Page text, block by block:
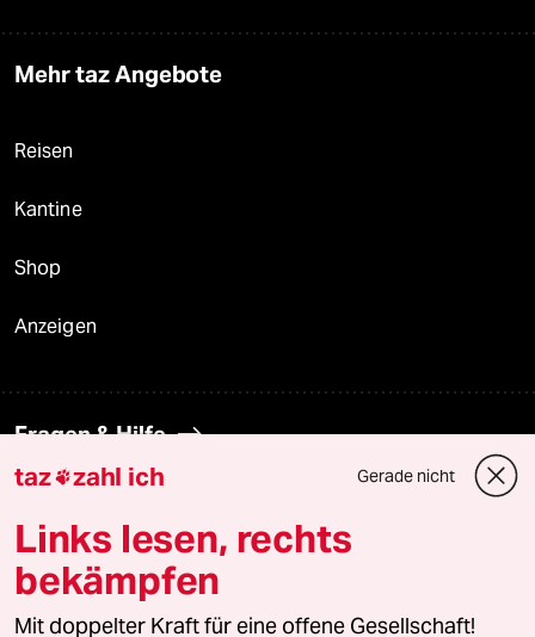
Mehr taz Angebote
Reisen
Kantine
Shop
Anzeigen
Fragen & Hilfe
Aboservice
ePaper Login
taz zahl ich Gerade nicht
Links lesen, rechts
bekämpfen
Mit doppelter Kraft für eine offene Gesellschaft!